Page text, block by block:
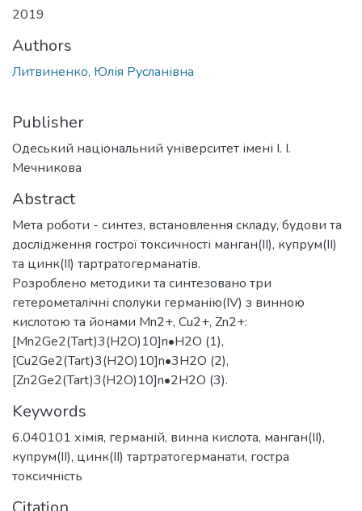
2019
Authors
Литвиненко, Юлія Русланівна
Publisher
Одеський національний університет імені І. І.
Мечникова
Abstract
Мета роботи - синтез, встановлення складу, будови та
дослідження гострої токсичності манган(II), купрум(II)
та цинк(II) тартратогерманатів.
Розроблено методики та синтезовано три
гетерометалічні сполуки германію(IV) з винною
кислотою та йонами Mn2+, Cu2+, Zn2+:
[Mn2Ge2(Tart)3(H2O)10]n•H2O (1),
[Cu2Ge2(Tart)3(H2O)10]n•3H2O (2),
[Zn2Ge2(Tart)3(H2O)10]n•2H2O (3).
Keywords
6.040101 хімія, германій, винна кислота, манган(II),
купрум(II), цинк(II) тартратогерманати, гостра
токсичність